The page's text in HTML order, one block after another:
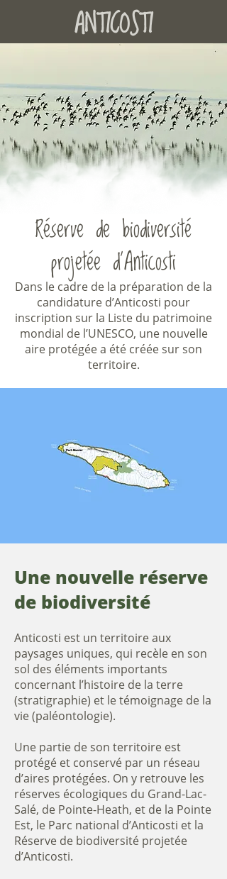
ANTICOSTI
Réserve de biodiversité
projetée d’Anticosti
Dans le cadre de la préparation de la
candidature d’Anticosti pour
inscription sur la Liste du patrimoine
mondial de l’UNESCO, une nouvelle
aire protégée a été créée sur son
territoire.
Une nouvelle réserve
de biodiversité
Anticosti est un territoire aux
paysages uniques, qui recèle en son
sol des éléments importants
concernant l’histoire de la terre
(stratigraphie) et le témoignage de la
vie (paléontologie).
Une partie de son territoire est
protégé et conservé par un réseau
d’aires protégées. On y retrouve les
réserves écologiques du Grand-Lac-
Salé, de Pointe-Heath, et de la Pointe
Est, le Parc national d’Anticosti et la
Réserve de biodiversité projetée
d’Anticosti.